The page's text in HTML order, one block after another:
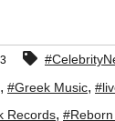
, #Greek Music,
Records,